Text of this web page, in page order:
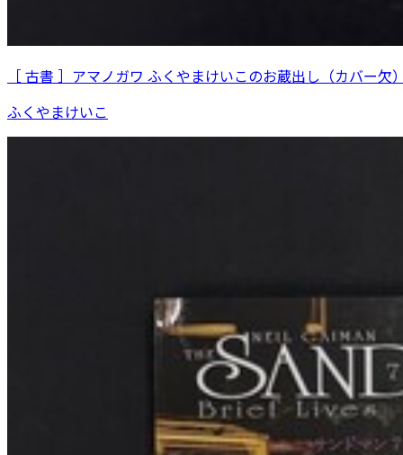
［ 古書 ］アマノガワ ふくやまけいこのお蔵出し（カバー欠
ふくやまけいこ